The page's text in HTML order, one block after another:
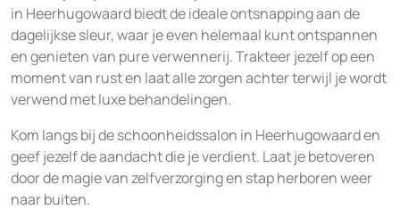
in Heerhugowaard biedt de ideale ontsnapping aan de
dagelijkse sleur, waar je even helemaal kunt ontspannen
en genieten van pure verwennerij. Trakteer jezelf op een
moment van rust en laat alle zorgen achter terwijl je wordt
verwend met luxe behandelingen.
Kom langs bij de schoonheidssalon in Heerhugowaard en
geef jezelf de aandacht die je verdient. Laat je betoveren
door de magie van zelfverzorging en stap herboren weer
naar buiten.